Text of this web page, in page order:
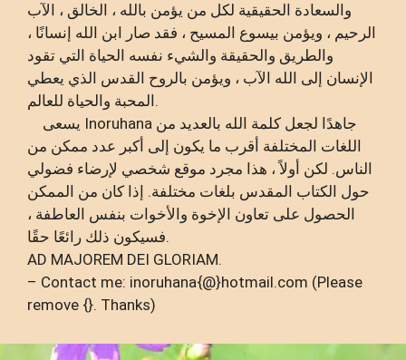
والسعادة الحقيقية لكل من يؤمن بالله ، الخالق ، الآب
الرحيم ، ويؤمن بيسوع المسيح ، فقد صار ابن الله إنسانًا ،
والطريق والحقيقة والشيء نفسه الحياة التي تقود
الإنسان إلى الله الآب ، ويؤمن بالروح القدس الذي يعطي
المحبة والحياة للعالم.
اللغات المختلفة أقرب ما يكون إلى أكبر عدد ممكن من
الناس. لكن أولاً ، هذا مجرد موقع شخصي لإرضاء فضولي
حول الكتاب المقدس بلغات مختلفة. إذا كان من الممكن
الحصول على تعاون الإخوة والأخوات بنفس العاطفة ،
فسيكون ذلك رائعًا حقًا.
AD MAJOREM DEI GLORIAM.
– Contact me: inoruhana{@}hotmail.com (Please
remove {}. Thanks)